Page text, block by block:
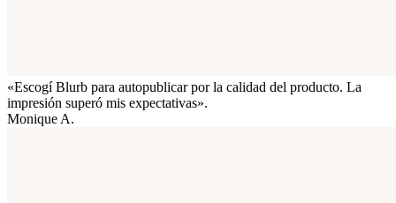
«Escogí Blurb para autopublicar por la calidad del producto. La
impresión superó mis expectativas».
Monique A.